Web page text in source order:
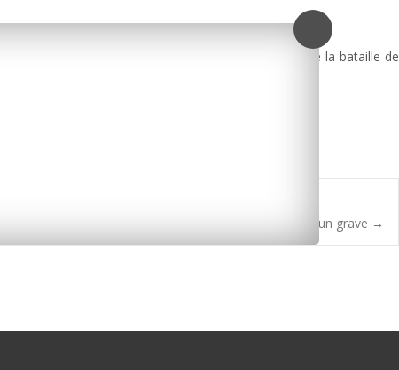
Reconstitutions-Napoleon-11-juillet.mp3]
à travers l’Europe jusqu’en Belgique, sur le lieu de la bataille de
par une voiture. Bilan : un mort et quatre blessés dont un grave →